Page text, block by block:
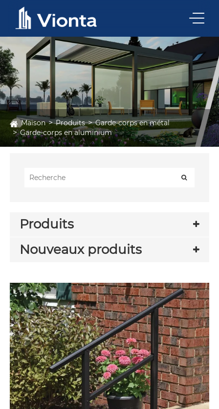
Maison Produits
Garde-corps en métal
Garde-corps en aluminium
Produits
Nouveaux produits